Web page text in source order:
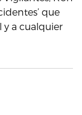
que
a cualquier